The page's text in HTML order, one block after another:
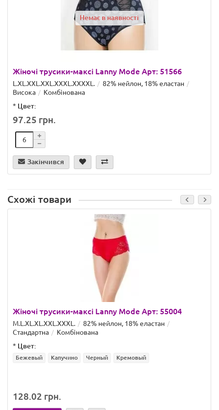
Немає в наявності
Жіночі трусики-максі Lanny Mode Арт: 51566
L.XL.XXL.XXL.ХХХL.XXXXL.
82% нейлон, 18% еластан
Висока
Комбінована
* Цвет:
97.25 грн.
Закінчився
Схожі товари
Жіночі трусики-максі Lanny Mode Арт: 55004
M.L.XL.XL.XXL.ХХХL.
82% нейлон, 18% еластан
Стандартна
Комбінована
* Цвет:
Бежевый Капучино Черный Кремовый
128.02 грн.